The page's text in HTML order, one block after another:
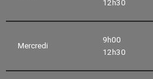
12h30
Mercredi
9h00
12h30